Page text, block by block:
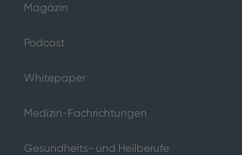
Magazin
Podcast
Whitepaper
Medizin-Fachrichtungen
Gesundheits- und Heilberufe